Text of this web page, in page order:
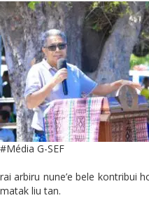
#Média G-SEF
rai arbiru nune’e bele kontribui
matak liu tan.